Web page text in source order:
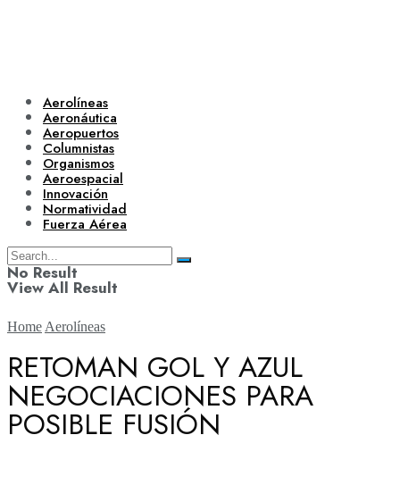
Aerolíneas
Aeronáutica
Aeropuertos
Columnistas
Organismos
Aeroespacial
Innovación
Normatividad
Fuerza Aérea
No Result
View All Result
Aerolíneas
Home Aerolíneas
RETOMAN GOL Y AZUL
NEGOCIACIONES PARA
POSIBLE FUSIÓN